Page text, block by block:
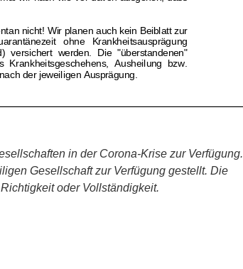
in der Corona-Krise zur Verfügung.
Gesellschaft zur Verfügung gestellt. Die
oder Vollständigkeit.